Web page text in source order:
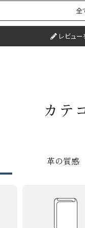
全
レビュー
カテ
革の質感